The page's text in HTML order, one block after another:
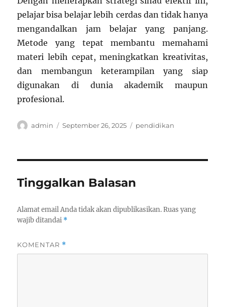
pelajar bisa belajar lebih cerdas dan tidak hanya
mengandalkan jam belajar yang panjang.
Metode yang tepat membantu memahami
materi lebih cepat, meningkatkan kreativitas,
dan membangun keterampilan yang siap
digunakan di dunia akademik maupun
profesional.
Author
admin
Posted
September 26, 2025 Categories
pendidikan
Tinggalkan Balasan
Alamat email Anda tidak akan dipublikasikan. Ruas yang
wajib ditandai *
KOMENTAR *